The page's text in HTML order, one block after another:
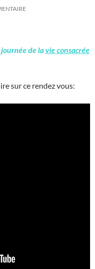
journée de lavie consacrée
sur ce rendez vous: